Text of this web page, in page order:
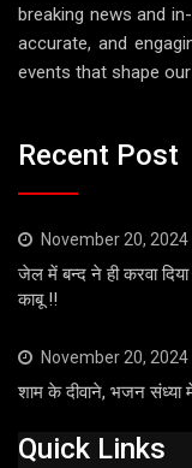
breaking news and
accurate, and
events that shape
Recent Post
November 20, 2024
जेल में बन्द ने ही करवा
काबू !!
November 20, 2024
शाम के दीवाने, भजन संध्या
Quick Links